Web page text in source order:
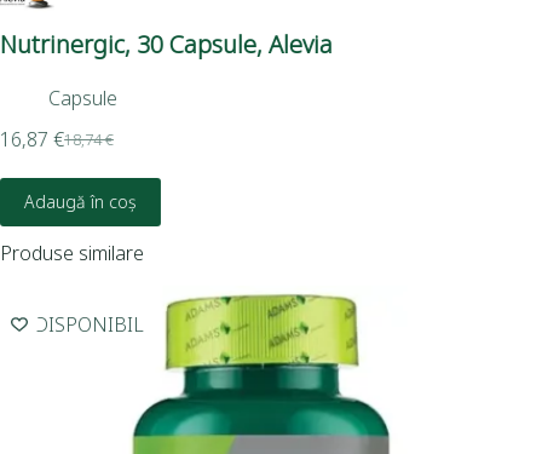
Nutrinergic, 30 Capsule, Alevia
Capsule
18,74€
16,87 €
Adaugă în coș
Produse similare
INDISPONIBIL